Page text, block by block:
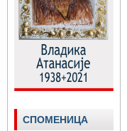
СПОМЕНИЦА